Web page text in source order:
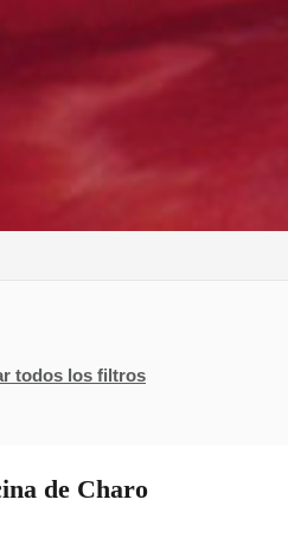
todos los filtros
de Charo